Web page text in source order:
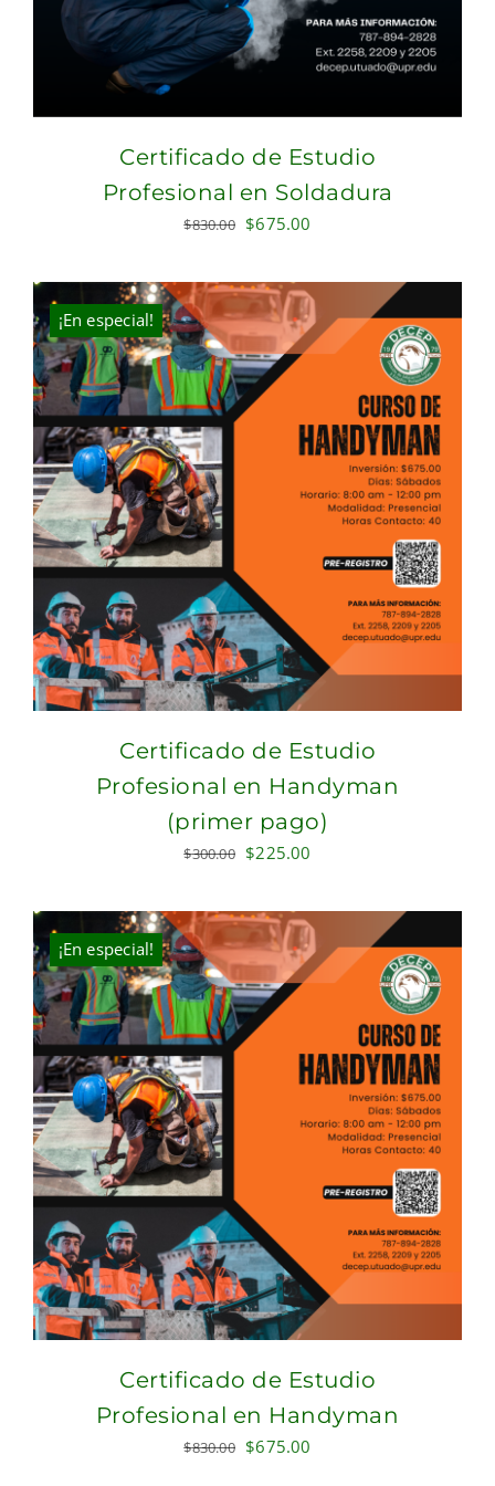
Certificado de Estudio
Profesional en Soldadura
$830.00 Original
was:
$830.00.
$675.00
is:
$675.00.
¡En especial!
Certificado de Estudio
Profesional en Handyman
(primer pago)
$300.00 Original
was:
$300.00.
$225.00
is:
$225.00.
¡En especial!
Certificado de Estudio
Profesional en Handyman
$830.00 Original
$675.00